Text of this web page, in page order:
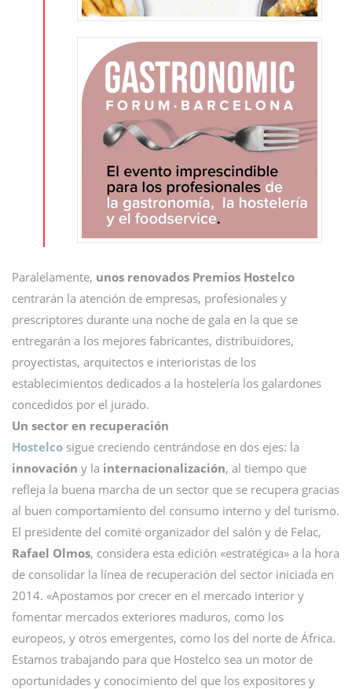
Paralelamente, unos renovados Premios Hostelco
centrarán la atención de empresas, profesionales y
prescriptores durante una noche de gala en la que se
entregarán a los mejores fabricantes, distribuidores,
proyectistas, arquitectos e interioristas de los
establecimientos dedicados a la hostelería los galardones
concedidos por el jurado.
Un sector en recuperación
Hostelco sigue creciendo centrándose en dos ejes: la
innovación y la internacionalización, al tiempo que
refleja la buena marcha de un sector que se recupera gracias
al buen comportamiento del consumo interno y del turismo.
El presidente del comité organizador del salón y de Felac,
Rafael Olmos, considera esta edición «estratégica» a la hora
de consolidar la línea de recuperación del sector iniciada en
2014. «Apostamos por crecer en el mercado interior y
fomentar mercados exteriores maduros, como los
europeos, y otros emergentes, como los del norte de África.
Estamos trabajando para que Hostelco sea un motor de
oportunidades y conocimiento del que los expositores y